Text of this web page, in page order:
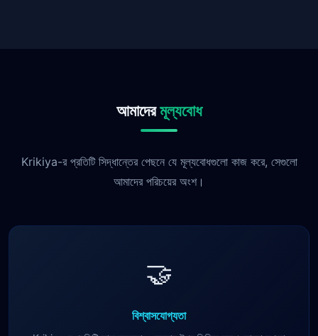
আমাদেরমূল্যবোধ
Krikiya-র প্রতিটি সিদ্ধান্তের পেছনে যে মূল্যবোধগুলো কাজ করে, সেগুলো
আমাদের পরিচয়ের অংশ।
🤝
বিশ্বাসযোগ্যতা